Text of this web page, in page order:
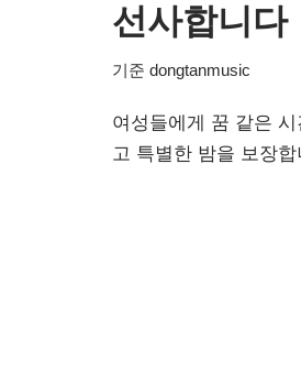
선사합니다
기준 dongtanmusic
여성들에게 꿈 같은
고 특별한 밤을 보장합